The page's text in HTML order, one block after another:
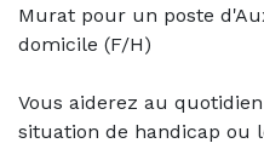
Murat pour un poste
domicile (F/H)
Vous aiderez au
situation de handicap ou